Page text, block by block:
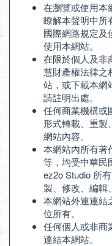
在瀏覽或使用本
瞭解本聲明中所
國際網路規定及
使用本網站。
在限於個人及非
慧財產權法律之
站，或下載本網
請註明出處。
任何商業機構或
形式轉載、重製
網站內容。
本網站內所有著
等，均受中華民
ez2o Studio 所
製、修改、編輯
本網站外連連結
位所有。
任何個人或非商
連結本網站。